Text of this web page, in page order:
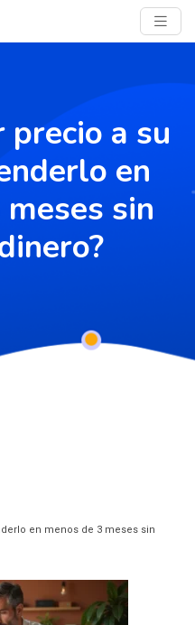
precio a su
en
sin
en menos de 3 meses sin